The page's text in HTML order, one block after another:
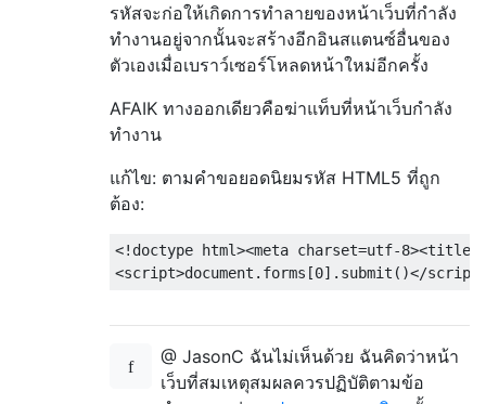
รหัสจะก่อให้เกิดการทำลายของหน้าเว็บที่กำลัง
ทำงานอยู่จากนั้นจะสร้างอีกอินสแตนซ์อื่นของ
ตัวเองเมื่อเบราว์เซอร์โหลดหน้าใหม่อีกครั้ง
AFAIK ทางออกเดียวคือฆ่าแท็บที่หน้าเว็บกำลัง
ทำงาน
แก้ไข: ตามคำขอยอดนิยมรหัส HTML5 ที่ถูก
ต้อง:
<!doctype html><meta charset=utf-
@ JasonC ฉันไม่เห็นด้วย ฉันคิดว่าหน้า
เว็บที่สมเหตุสมผลควรปฏิบัติตามข้อ